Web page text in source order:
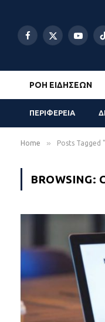
Facebook
X
ΡΟΉ ΕΙΔΉΣΕΩΝ
ΠΕΡΙΦΕΡΕΙΑ
Home » Posts Tagged
BROWSING: